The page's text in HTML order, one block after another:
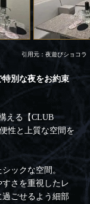
引用元：夜遊びショコラ
特別な夜をお約束
える【CLUB
性と上質な空間を
ックな空間。
すさを重視したレ
ごせるよう細部